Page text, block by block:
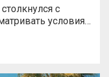
с
условия…